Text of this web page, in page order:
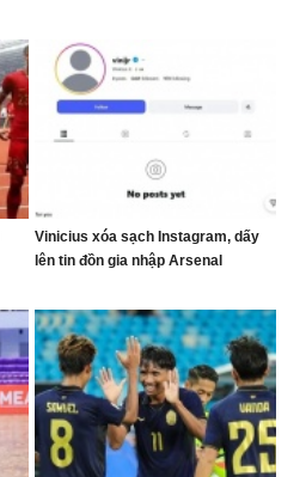
Vinicius xóa sạch Instagram, dấy
lên tin đồn gia nhập Arsenal